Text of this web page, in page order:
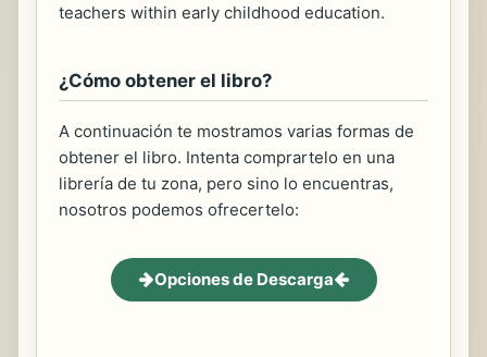
teachers within early childhood education.
¿Cómo obtener el libro?
A continuación te mostramos varias formas de
obtener el libro. Intenta comprartelo en una
librería de tu zona, pero sino lo encuentras,
nosotros podemos ofrecertelo:
Opciones de Descarga